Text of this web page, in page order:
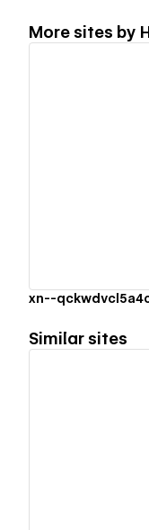
More sites by
xn--
Similar sites